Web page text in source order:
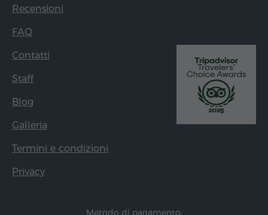
Recensioni
FAQ
Contatti
Staff
Blog
Galleria
Termini e condizioni
Privacy
Metodo di pagamento: